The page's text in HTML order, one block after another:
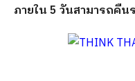
ภายใน 5 วันสามารถคืน